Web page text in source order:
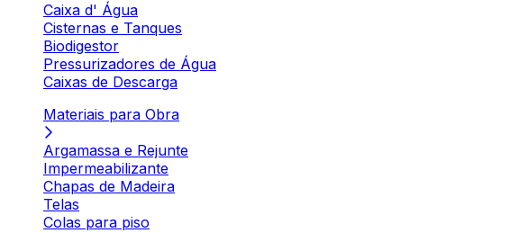
Caixa d' Água
Cisternas e Tanques
Biodigestor
Pressurizadores de Água
Caixas de Descarga
Materiais para Obra
Argamassa e Rejunte
Impermeabilizante
Chapas de Madeira
Telas
Colas para piso